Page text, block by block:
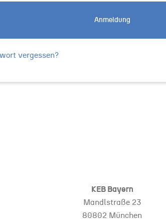
Anmeldung
vergessen?
KEB Bayern
Mandlstraße 23
80802 München